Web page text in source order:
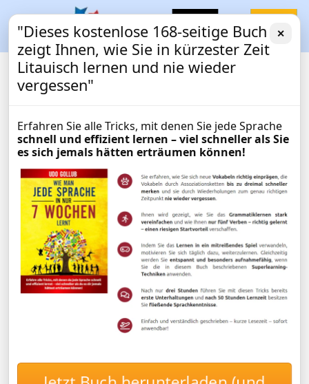
"Dieses kostenlose 168-seitige Buch
zeigt Ihnen, wie Sie in kürzester Zeit
Litauisch lernen und nie wieder
vergessen"
✕
Erfahren Sie alle Tricks, mit denen Sie jede Sprache
schnell und effizient lernen – viel schneller als Sie
es sich jemals hätten erträumen können!